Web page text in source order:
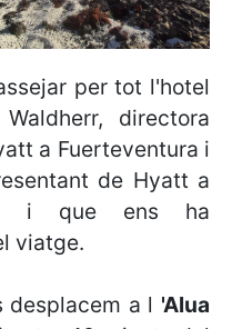
per tot l'hotel
directora
a Fuerteventura i
de Hyatt a
i que ens ha
viatge.
desplacem a l 'Alua